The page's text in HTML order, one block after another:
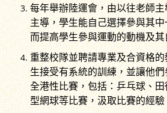
每年舉辦陸運會，由以往老師
主導，學生能自己選擇參與其
而提高學生參與運動的動機及
重整校隊並聘請專業及合資格
生接受有系統的訓練，並讓他
全港性比賽，包括：乒乓球、
型網球等比賽，汲取比賽的經驗